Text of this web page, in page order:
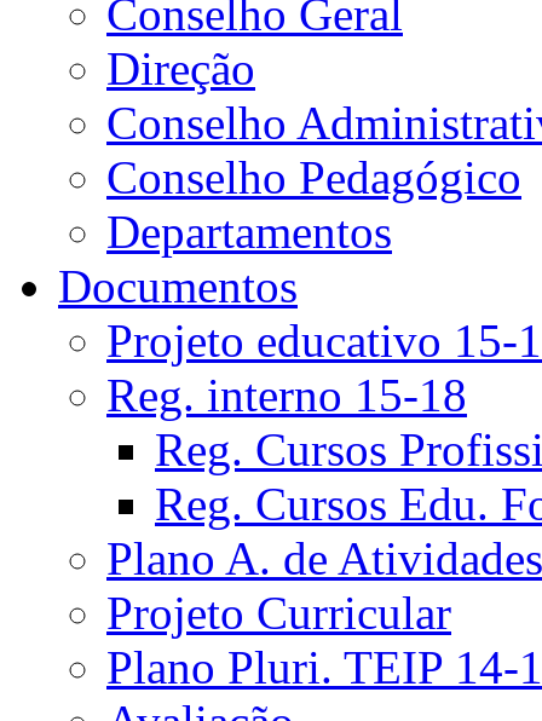
Conselho Geral
Direção
Conselho
Conselho Pedagógico
Departamentos
Documentos
Projeto educativo 15-
Reg. interno 15-18
Reg. Cursos
Reg. Cursos Edu.
Plano A. de Atividades
Projeto Curricular
Plano Pluri. TEIP 14-